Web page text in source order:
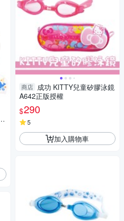
商店 成功 KITTY兒童矽膠泳鏡
A642正版授權
$290
5
加入購物車